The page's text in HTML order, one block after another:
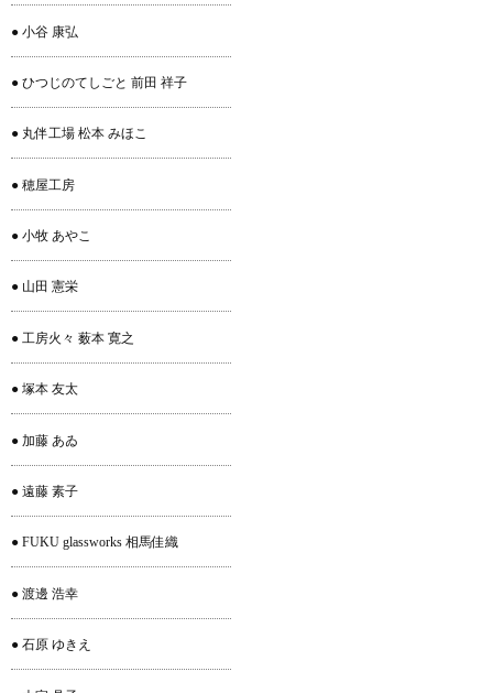
● 小谷 康弘
● ひつじのてしごと 前田 祥子
● 丸伴工場 松本 みほこ
● 穂屋工房
● 小牧 あやこ
● 山田 憲栄
● 工房火々 薮本 寛之
● 塚本 友太
● 加藤 あゐ
● 遠藤 素子
● FUKU glassworks 相馬佳織
● 渡邊 浩幸
● 石原 ゆきえ